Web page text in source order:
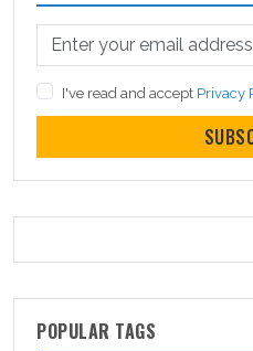
I've read and accept Privacy
POPULAR TAGS